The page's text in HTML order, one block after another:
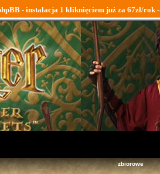
- instalacja 1 kliknięciem już za 67zł/rok -
zbiorowe